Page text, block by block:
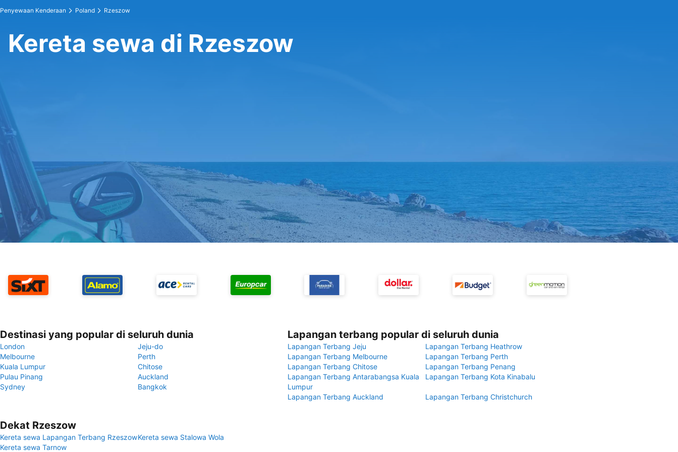
Penyewaan Kenderaan Poland Rzeszow
Kereta sewa di Rzeszow
Destinasi yang popular di seluruh dunia
London
Jeju-do
Melbourne
Perth
Kuala Lumpur
Chitose
Pulau Pinang
Auckland
Sydney
Bangkok
Lapangan terbang popular di seluruh dunia
Lapangan Terbang Jeju
Lapangan Terbang Heathrow
Lapangan Terbang Melbourne
Lapangan Terbang Perth
Lapangan Terbang Chitose
Lapangan Terbang Penang
Lapangan Terbang Antarabangsa Kuala
Lumpur
Lapangan Terbang Kota Kinabalu
Lapangan Terbang Auckland Lapangan Terbang Christchurch
Dekat Rzeszow
Kereta sewa Lapangan Terbang RzeszowKereta sewa Stalowa Wola
Kereta sewa Tarnow